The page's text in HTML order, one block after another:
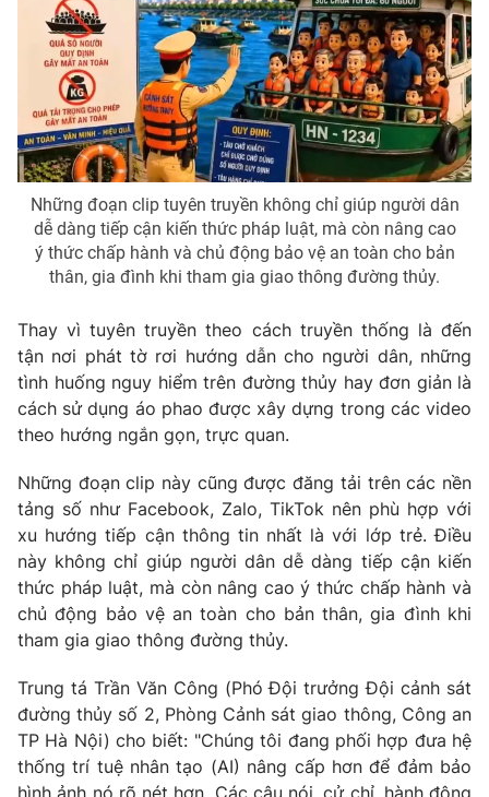
VTV Sức khoẻ Bất động sản
Thị trường 24h Tấm lòng Việt
VTV4 Vươn mình bằng AI
VTV9 VTV8
THỜI BÁO VTV
Theo dõi báo trên
Cơ quan chủ quản:Đài Truyền hình Việt Nam
Cơ quan báo chí: Thời báo VTV
Giấy phép hoạt động báo in và báo điện tử số 483/GP-BTTTT
Tổng Biên tập:Vũ Thanh Thủy
Phó Tổng Biên tập:Nguyễn Thị Mỹ Hạnh, Phạm Quốc Thắng,
Nguyễn Trọng Ninh
Tổng đài VTV:024.38 355 931 - 024.38 355 932
Những đoạn clip tuyên truyền không chỉ giúp người dân
dễ dàng tiếp cận kiến thức pháp luật, mà còn nâng cao
ý thức chấp hành và chủ động bảo vệ an toàn cho bản
thân, gia đình khi tham gia giao thông đường thủy.
Thay vì tuyên truyền theo cách truyền thống là đến
tận nơi phát tờ rơi hướng dẫn cho người dân, những
tình huống nguy hiểm trên đường thủy hay đơn giản là
cách sử dụng áo phao được xây dựng trong các video
theo hướng ngắn gọn, trực quan.
Những đoạn clip này cũng được đăng tải trên các nền
tảng số như Facebook, Zalo, TikTok nên phù hợp với
xu hướng tiếp cận thông tin nhất là với lớp trẻ. Điều
này không chỉ giúp người dân dễ dàng tiếp cận kiến
thức pháp luật, mà còn nâng cao ý thức chấp hành và
chủ động bảo vệ an toàn cho bản thân, gia đình khi
tham gia giao thông đường thủy.
Trung tá Trần Văn Công (Phó Đội trưởng Đội cảnh sát
đường thủy số 2, Phòng Cảnh sát giao thông, Công an
TP Hà Nội) cho biết: "Chúng tôi đang phối hợp đưa hệ
thống trí tuệ nhân tạo (AI) nâng cấp hơn để đảm bảo